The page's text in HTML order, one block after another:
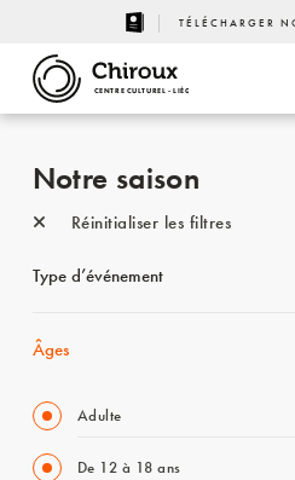
TÉLÉCHARGER
CENTRE CULTUREL - LIÈGE
Notre saison
Réinitialiser les filtres
Type d’événement
Âges
Adulte
De 12 à 18 ans